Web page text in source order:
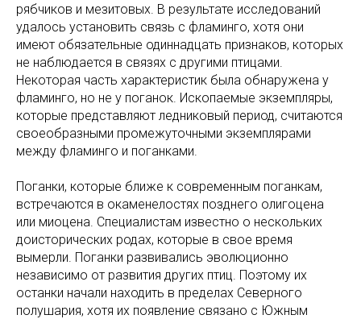
рябчиков и мезитовых. В результате исследований
удалось установить связь с фламинго, хотя они
имеют обязательные одиннадцать признаков, которых
не наблюдается в связях с другими птицами.
Некоторая часть характеристик была обнаружена у
фламинго, но не у поганок. Ископаемые экземпляры,
которые представляют ледниковый период, считаются
своеобразными промежуточными экземплярами
между фламинго и поганками.
Поганки, которые ближе к современным поганкам,
встречаются в окаменелостях позднего олигоцена
или миоцена. Специалистам известно о нескольких
доисторических родах, которые в свое время
вымерли. Поганки развивались эволюционно
независимо от развития других птиц. Поэтому их
останки начали находить в пределах Северного
полушария, хотя их появление связано с Южным